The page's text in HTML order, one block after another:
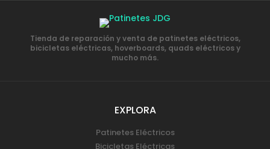
Tienda de reparación y venta de patinetes eléctricos,
bicicletas eléctricas, hoverboards, quads eléctricos y
mucho más.
EXPLORA
Patinetes Eléctricos
Bicicletas Eléctricas